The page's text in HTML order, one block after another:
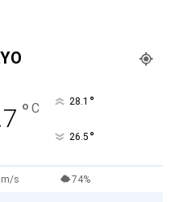
° C 28.1 °
26.5 °
s 74%